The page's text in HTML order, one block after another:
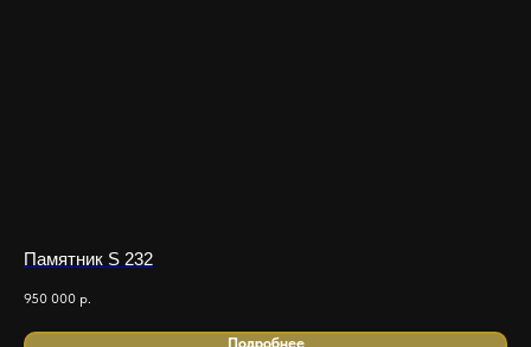
Памятник S 232
950 000 р.
Подробнее